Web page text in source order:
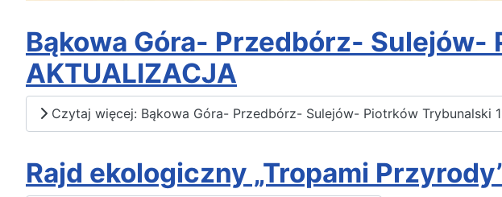
Bąkowa Góra- Przedbórz-
AKTUALIZACJA
Czytaj więcej: Bąkowa Góra- Przedbórz- Sulejów- Piotrków Trybunalski
Rajd ekologiczny „Tropami